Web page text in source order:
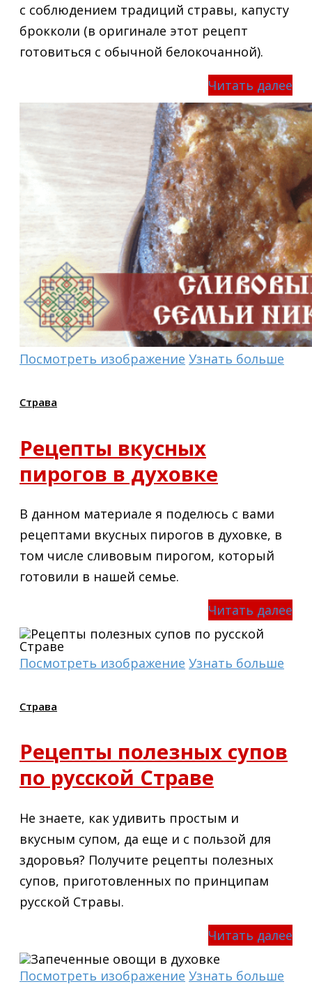
с соблюдением традиций стравы, капусту
брокколи (в оригинале этот рецепт
готовиться с обычной белокочанной).
Читать далее
Посмотреть изображение Узнать больше
Страва
Рецепты вкусных
пирогов в духовке
В данном материале я поделюсь с вами
рецептами вкусных пирогов в духовке, в
том числе сливовым пирогом, который
готовили в нашей семье.
Читать далее
Посмотреть изображение Узнать больше
Страва
Рецепты полезных супов
по русской Страве
Не знаете, как удивить простым и
вкусным супом, да еще и с пользой для
здоровья? Получите рецепты полезных
супов, приготовленных по принципам
русской Стравы.
Читать далее
Посмотреть изображение Узнать больше